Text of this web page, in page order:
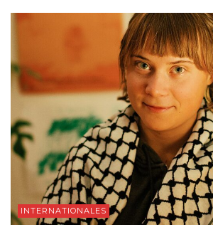
INTERNATIONALES